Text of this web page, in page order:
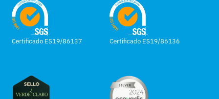
Certificado ES19/86137 Certificado ES19/86136